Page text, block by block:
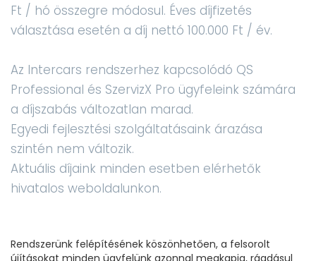
Ft / hó összegre módosul. Éves díjfizetés
választása esetén a díj nettó 100.000 Ft / év.
Az Intercars rendszerhez kapcsolódó QS
Professional és SzervizX Pro ügyfeleink számára
a díjszabás változatlan marad.
Egyedi fejlesztési szolgáltatásaink árazása
szintén nem változik.
Aktuális díjaink minden esetben elérhetők
hivatalos weboldalunkon.
Rendszerünk felépítésének köszönhetően, a felsorolt
újításokat minden ügyfelünk azonnal megkapja, ráadásul